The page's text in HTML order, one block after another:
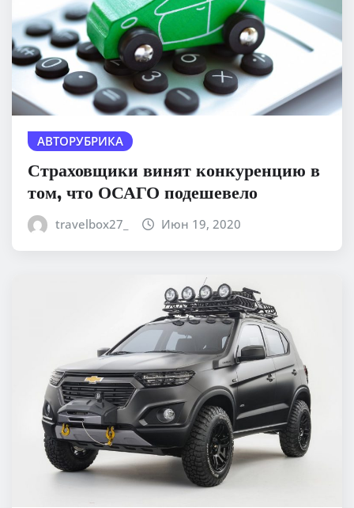
АВТОРУБРИКА
Страховщики винят конкуренцию в
том, что ОСАГО подешевело
travelbox27_ Июн 19, 2020